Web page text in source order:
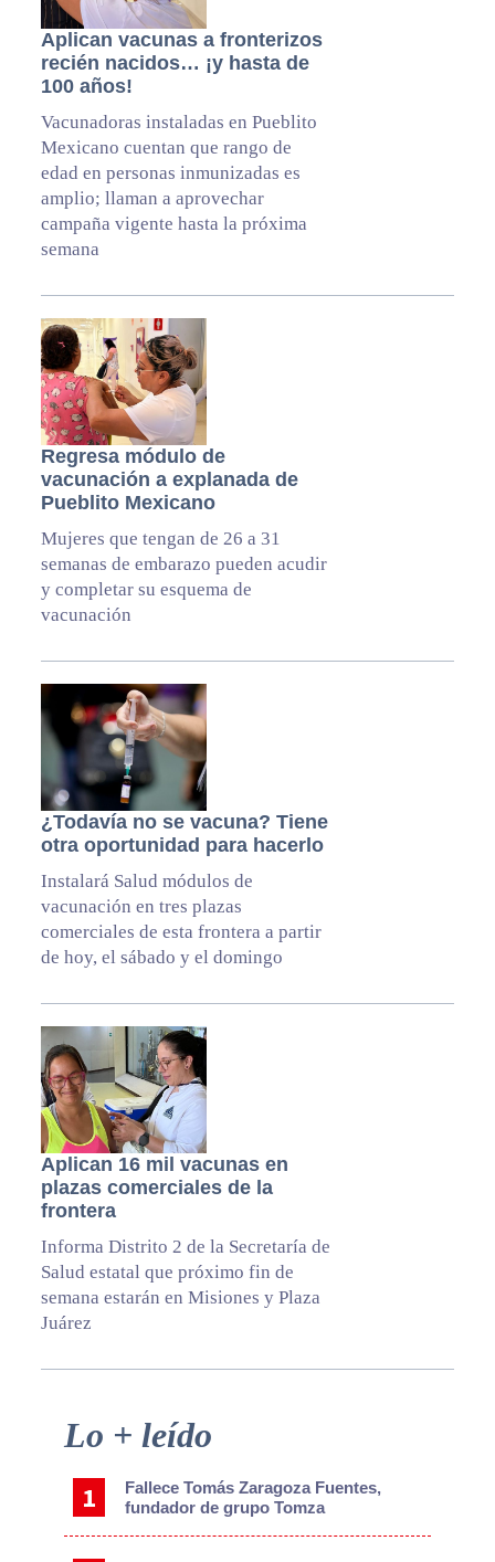
Aplican vacunas a fronterizos
recién nacidos… ¡y hasta de
100 años!
Vacunadoras instaladas en Pueblito
Mexicano cuentan que rango de
edad en personas inmunizadas es
amplio; llaman a aprovechar
campaña vigente hasta la próxima
semana
Regresa módulo de
vacunación a explanada de
Pueblito Mexicano
Mujeres que tengan de 26 a 31
semanas de embarazo pueden acudir
y completar su esquema de
vacunación
¿Todavía no se vacuna? Tiene
otra oportunidad para hacerlo
Instalará Salud módulos de
vacunación en tres plazas
comerciales de esta frontera a partir
de hoy, el sábado y el domingo
Aplican 16 mil vacunas en
plazas comerciales de la
frontera
Informa Distrito 2 de la Secretaría de
Salud estatal que próximo fin de
semana estarán en Misiones y Plaza
Juárez
Primary
Sidebar
Lo + leído
Fallece Tomás Zaragoza Fuentes,
fundador de grupo Tomza